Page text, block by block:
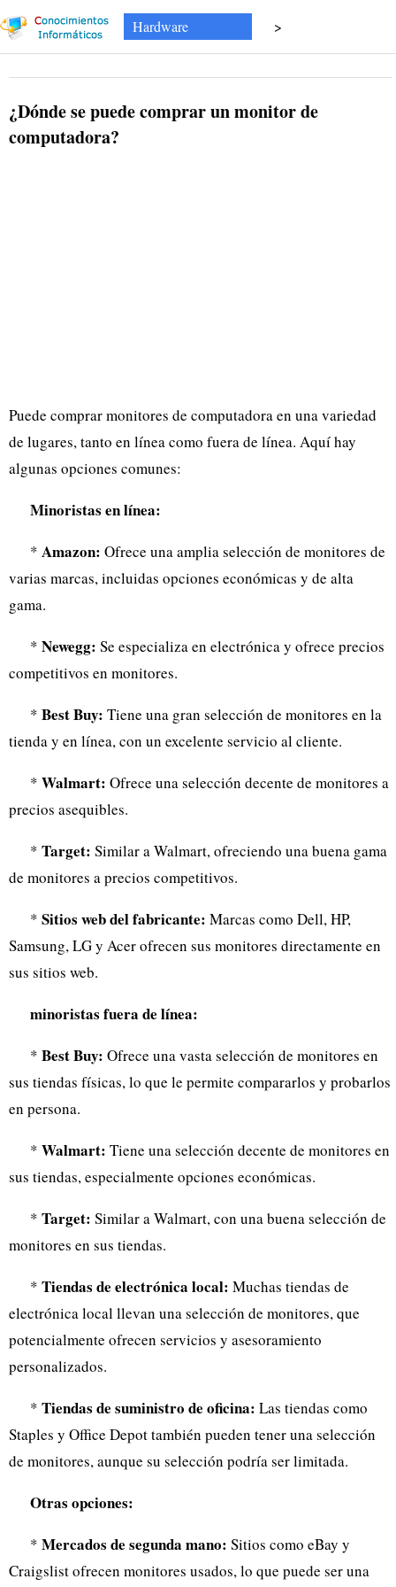
Hardware >
¿Dónde se puede comprar un monitor de
computadora?
Puede comprar monitores de computadora en una variedad
de lugares, tanto en línea como fuera de línea. Aquí hay
algunas opciones comunes:
Minoristas en línea:
* Amazon: Ofrece una amplia selección de monitores de
varias marcas, incluidas opciones económicas y de alta
gama.
* Newegg: Se especializa en electrónica y ofrece precios
competitivos en monitores.
* Best Buy: Tiene una gran selección de monitores en la
tienda y en línea, con un excelente servicio al cliente.
* Walmart: Ofrece una selección decente de monitores a
precios asequibles.
* Target: Similar a Walmart, ofreciendo una buena gama
de monitores a precios competitivos.
* Sitios web del fabricante: Marcas como Dell, HP,
Samsung, LG y Acer ofrecen sus monitores directamente en
sus sitios web.
minoristas fuera de línea:
* Best Buy: Ofrece una vasta selección de monitores en
sus tiendas físicas, lo que le permite compararlos y probarlos
en persona.
* Walmart: Tiene una selección decente de monitores en
sus tiendas, especialmente opciones económicas.
* Target: Similar a Walmart, con una buena selección de
monitores en sus tiendas.
* Tiendas de electrónica local: Muchas tiendas de
electrónica local llevan una selección de monitores, que
potencialmente ofrecen servicios y asesoramiento
personalizados.
* Tiendas de suministro de oficina: Las tiendas como
Staples y Office Depot también pueden tener una selección
de monitores, aunque su selección podría ser limitada.
Otras opciones:
* Mercados de segunda mano: Sitios como eBay y
Craigslist ofrecen monitores usados, lo que puede ser una